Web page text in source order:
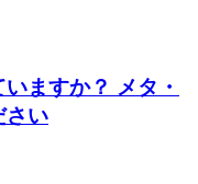
ますか？ メタ・
さい